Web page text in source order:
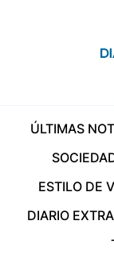
ÚLTIMAS
ESTILO DE
DIARIO EXTRA